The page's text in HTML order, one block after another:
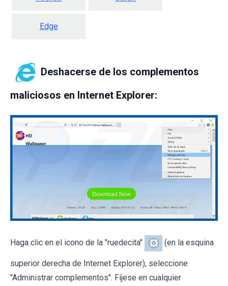
Edge
Deshacerse de los complementos
maliciosos en Internet Explorer:
Haga clic en el icono de la "ruedecita" (en la esquina
superior derecha de Internet Explorer), seleccione
"Administrar complementos". Fíjese en cualquier